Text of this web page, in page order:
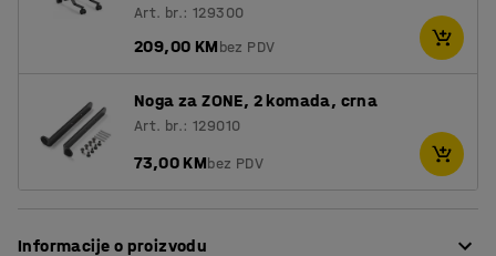
Art. br.: 129300
209,00 KMbez PDV
Noga za ZONE, 2 komada, crna
Art. br.: 129010
73,00 KMbez PDV
Informacije o proizvodu